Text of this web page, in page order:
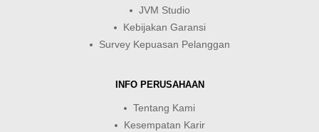
JVM Studio
Kebijakan Garansi
Survey Kepuasan Pelanggan
INFO PERUSAHAAN
Tentang Kami
Kesempatan Karir